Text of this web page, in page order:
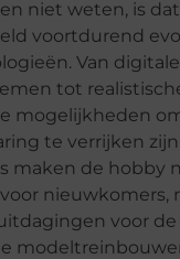
niet weten, is
voortdurend
Van digitale
tot
mogelijkheden
te verrijken
maken de hobby
nieuwkomers,
voor de